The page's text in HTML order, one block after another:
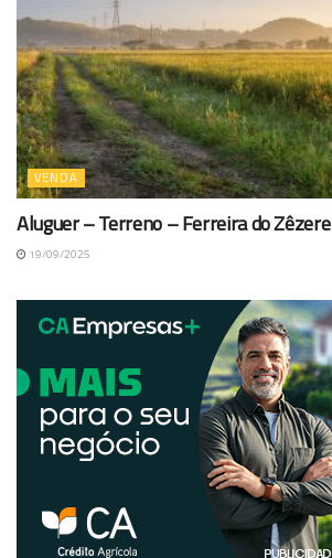
VENDA
Aluguer – Terreno – Ferreira do Zêzere
19/09/2025